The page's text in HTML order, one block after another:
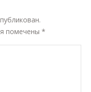
помечены *